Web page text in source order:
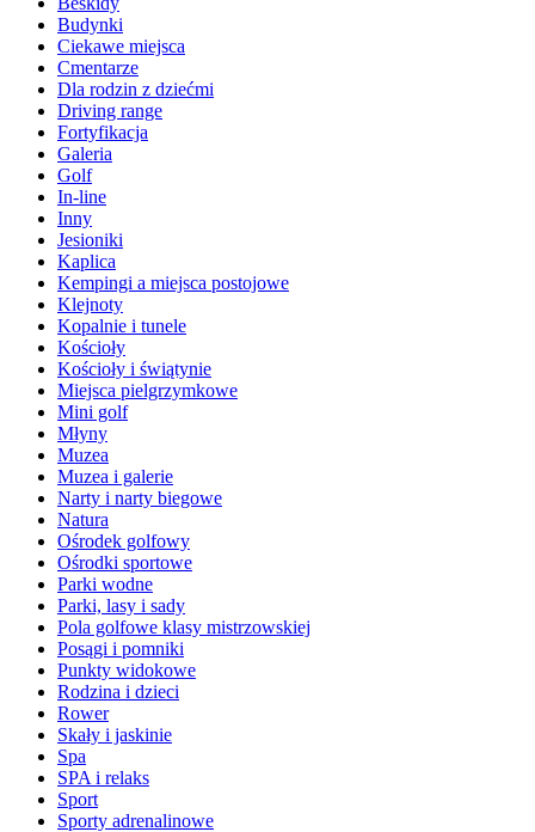
Budynki
Ciekawe miejsca
Cmentarze
Dla rodzin z dziećmi
Driving range
Fortyfikacja
Galeria
Golf
In-line
Inny
Jesioniki
Kaplica
Kempingi a miejsca postojowe
Klejnoty
Kopalnie i tunele
Kościoły
Kościoły i świątynie
Miejsca pielgrzymkowe
Mini golf
Młyny
Muzea
Muzea i galerie
Narty i narty biegowe
Natura
Ośrodek golfowy
Ośrodki sportowe
Parki wodne
Parki, lasy i sady
Pola golfowe klasy mistrzowskiej
Posągi i pomniki
Punkty widokowe
Rodzina i dzieci
Rower
Skały i jaskinie
Spa
SPA i relaks
Sport
Sporty adrenalinowe